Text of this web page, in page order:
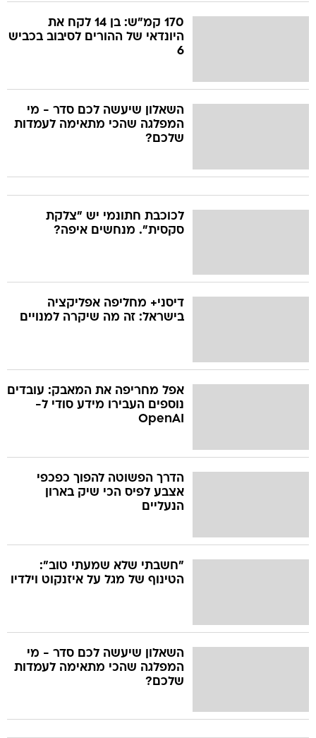
170 קמ"ש: בן 14 לקח את
היונדאי של ההורים לסיבוב בכביש
6
השאלון שיעשה לכם סדר - מי
המפלגה שהכי מתאימה לעמדות
שלכם?
לכוכבת חתונמי יש "צלקת
סקסית". מנחשים איפה?
דיסני+ מחליפה אפליקציה
בישראל: זה מה שיקרה למנויים
אפל מחריפה את המאבק: עובדים
נוספים העבירו מידע סודי ל-
OpenAI
הדרך הפשוטה להפוך כפכפי
אצבע לפיס הכי שיק בארון
הנעליים
"חשבתי שלא שמעתי טוב":
הטינוף של מגל על איזנקוט וילדיו
השאלון שיעשה לכם סדר - מי
המפלגה שהכי מתאימה לעמדות
שלכם?